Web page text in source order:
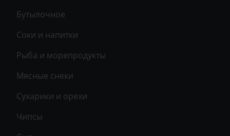
Бутылочное
Соки и напитки
Рыба и морепродукты
Мясные снеки
Сухарики и орехи
Чипсы